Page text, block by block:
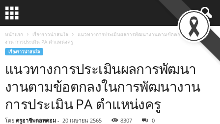
หน้าแรก เรื่องราวน่าสนใจ
แนวทางการประเมินผลการพัฒนางานตามข้อตกลงในการพัฒนา
งาน การประเมิน PA ตำแหน่งครู
เรื่องราวน่าสนใจ
แนวทางการประเมินผลการพัฒนา
งานตามข้อตกลงในการพัฒนางาน
การประเมิน PA ตำแหน่งครู
โดย ครูอาชีพดอทคอม - 20 เมษายน 2565 8307 0